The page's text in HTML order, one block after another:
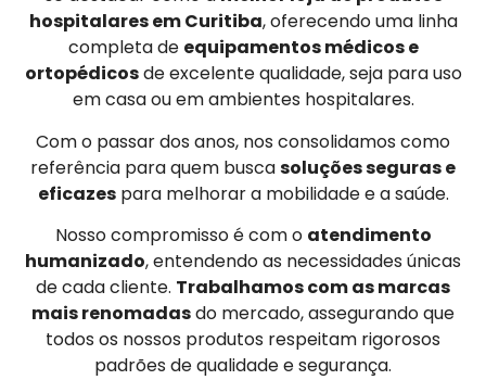
hospitalares em Curitiba, oferecendo uma linha
completa de equipamentos médicos e
ortopédicosde excelente qualidade, seja para uso
em casa ou em ambientes hospitalares.
Com o passar dos anos, nos consolidamos como
referência para quem buscasoluções seguras e
eficazespara melhorar a mobilidade e a saúde.
Nosso compromisso é com o atendimento
humanizado, entendendo as necessidades únicas
de cada cliente. Trabalhamos com as marcas
mais renomadasdo mercado, assegurando que
todos os nossos produtos respeitam rigorosos
padrões de qualidade e segurança.